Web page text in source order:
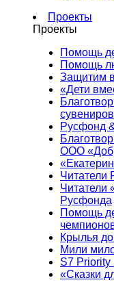
Проекты
Проекты
Помощь
Помощь
Защитим
«Дети
сувениров
Русфонд
ООО
Читатели
Читатели
Русфонда
Помощь
Крылья
Мили
S7 Priority
«Сказки